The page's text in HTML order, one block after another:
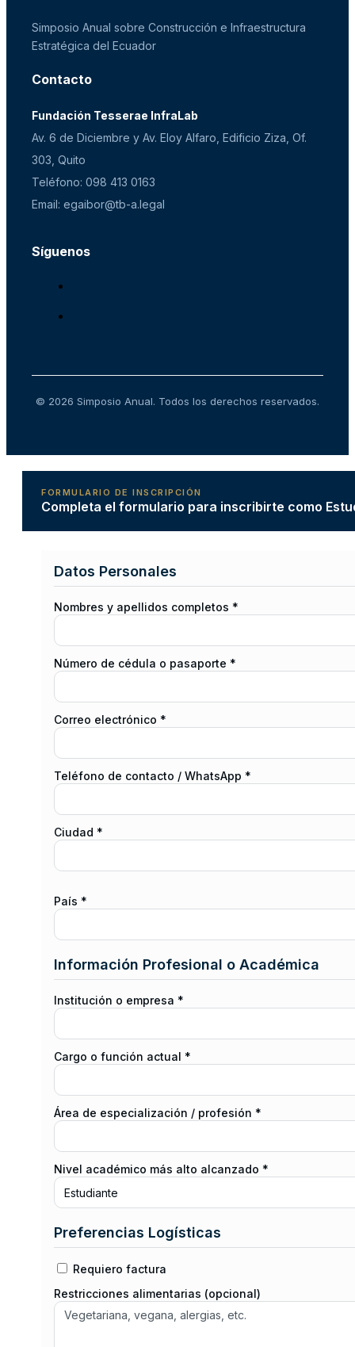
Simposio Anual sobre Construcción e Infraestructura
Estratégica del Ecuador
Contacto
Fundación Tesserae InfraLab
Av. 6 de Diciembre y Av. Eloy Alfaro, Edificio Ziza, Of.
303, Quito
Teléfono: 098 413 0163
Email: egaibor@tb-a.legal
Síguenos
© 2026 Simposio Anual. Todos los derechos reservados.
FORMULARIO DE INSCRIPCIÓN
Completa el formulario para inscribirte como
Datos Personales
Nombres y apellidos completos *
Número de cédula o pasaporte *
Correo electrónico *
Teléfono de contacto / WhatsApp *
Ciudad *
País *
Información Profesional o Académica
Institución o empresa *
Cargo o función actual *
Área de especialización / profesión *
Nivel académico más alto alcanzado *
Preferencias Logísticas
Requiero factura
Restricciones alimentarias (opcional)